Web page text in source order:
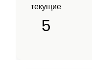
текущие
5